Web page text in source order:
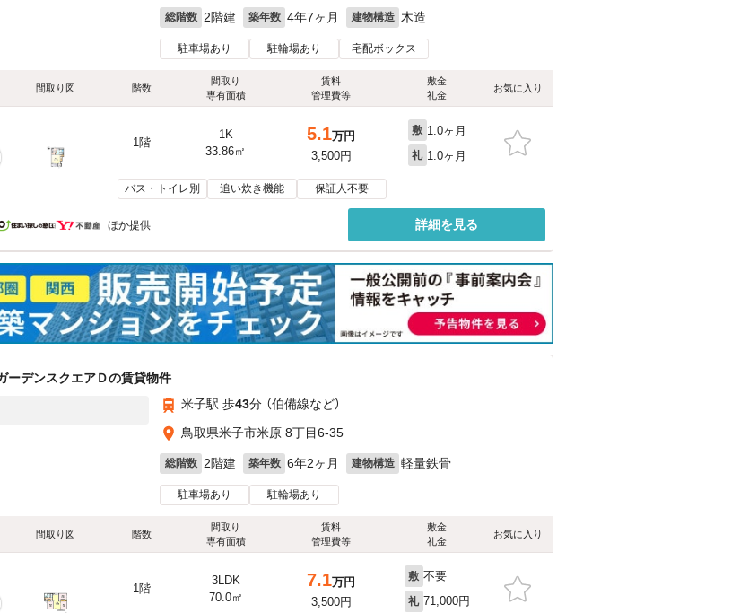
総階数 2階建 築年数 4年7ヶ月 建物構造 木造
駐車場あり 駐輪場あり 宅配ボックス
間取り図 階数
間取り
専有面積
賃料
管理費等
敷金
礼金
お気に入り
1階
1K
33.86㎡
5.1万円
3,500円
敷 1.0ヶ月
礼 1.0ヶ月
バス・トイレ別 追い炊き機能 保証人不要
ほか提供 詳細を見る
ーデンスクエアＤの賃貸物件
米子駅 歩43分 （伯備線など）
鳥取県米子市米原 8丁目6-35
総階数 2階建 築年数 6年2ヶ月 建物構造 軽量鉄骨
駐車場あり 駐輪場あり
間取り図 階数
間取り
専有面積
賃料
管理費等
敷金
礼金
お気に入り
1階
3LDK
70.0㎡
7.1万円
3,500円
敷 不要
礼 71,000円